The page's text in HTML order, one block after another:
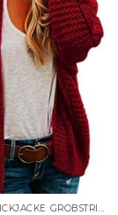
OVERSIZE STRICKJACKE GROBSTRICK